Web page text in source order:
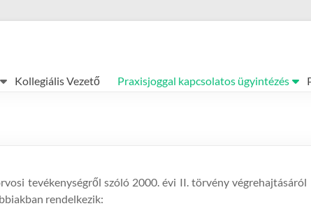
Kollegiális Vezető Praxisjoggal kapcsolatos ügyintézés
tevékenységről szóló 2000. évi II. törvény végrehajtásáról
rendelkezik: